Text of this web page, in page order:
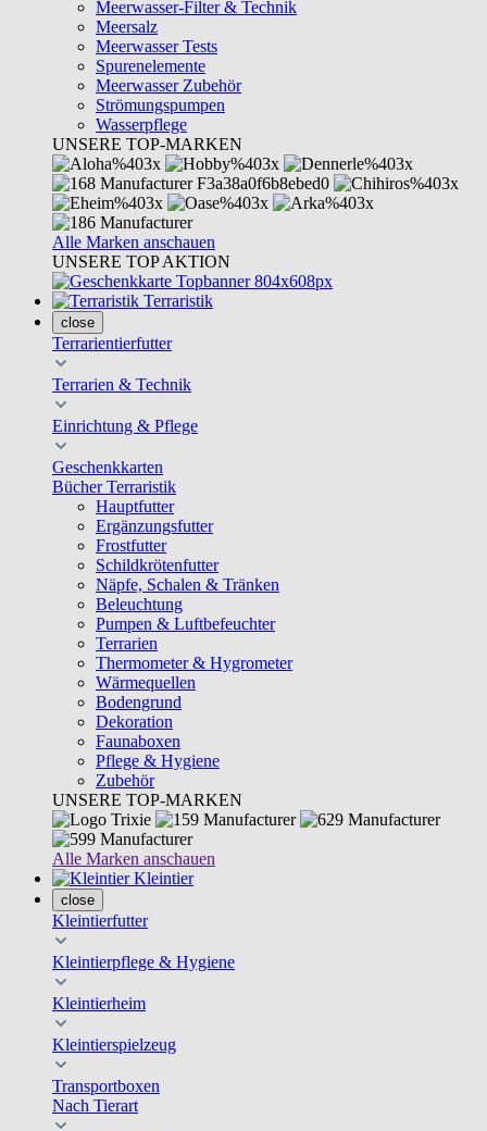
Meerwasser-Filter & Technik
Meersalz
Meerwasser Tests
Spurenelemente
Meerwasser Zubehör
Strömungspumpen
Wasserpflege
UNSERE TOP-MARKEN
Alle Marken anschauen
UNSERE TOP AKTION
Terraristik
close
Terrarientierfutter
Terrarien & Technik
Einrichtung & Pflege
Geschenkkarten
Bücher Terraristik
Hauptfutter
Ergänzungsfutter
Frostfutter
Schildkrötenfutter
Näpfe, Schalen & Tränken
Beleuchtung
Pumpen & Luftbefeuchter
Terrarien
Thermometer & Hygrometer
Wärmequellen
Bodengrund
Dekoration
Faunaboxen
Pflege & Hygiene
Zubehör
UNSERE TOP-MARKEN
Alle Marken anschauen
Kleintier
close
Kleintierfutter
Kleintierpflege & Hygiene
Kleintierheim
Kleintierspielzeug
Transportboxen
Nach Tierart